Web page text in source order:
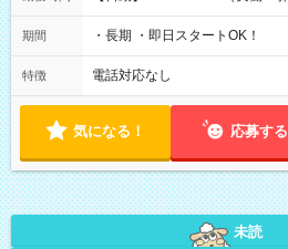
期間 ・長期 ・即日スタートOK！
特徴 電話対応なし
気になる！ 応募する
未読